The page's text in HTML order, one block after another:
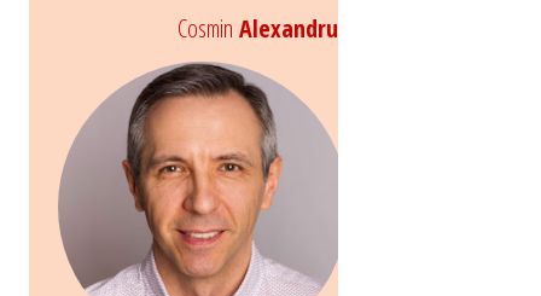
Cosmin Alexandru